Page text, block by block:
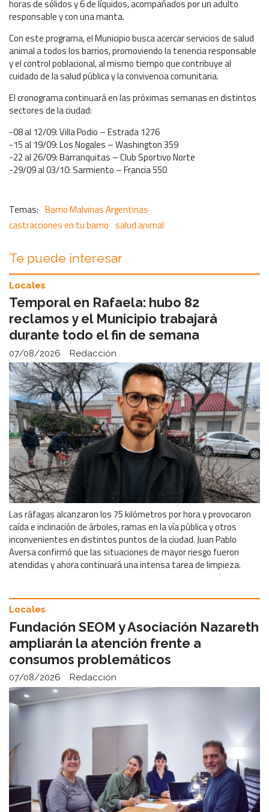
horas de sólidos y 6 de líquidos, acompañados por un adulto
responsable y con una manta.
Con este programa, el Municipio busca acercar servicios de salud
animal a todos los barrios, promoviendo la tenencia responsable
y el control poblacional, al mismo tiempo que contribuye al
cuidado de la salud pública y la convivencia comunitaria.
El cronograma continuará en las próximas semanas en distintos
sectores de la ciudad:
-08 al 12/09: Villa Podio – Estrada 1276
-15 al 19/09: Los Nogales – Washington 359
-22 al 26/09: Barranquitas – Club Sportivo Norte
-29/09 al 03/10: Sarmiento – Francia 550
Barrio Malvinas Argentinas
castracciones en tu barrio salud animal
Te puede interesar
Temporal en Rafaela: hubo 82
reclamos y el Municipio trabajará
durante todo el fin de semana
Redacción
Locales
07/08/2026
Las ráfagas alcanzaron los 75 kilómetros por hora y provocaron
caída e inclinación de árboles, ramas en la vía pública y otros
inconvenientes en distintos puntos de la ciudad. Juan Pablo
Aversa confirmó que las situaciones de mayor riesgo fueron
atendidas y ahora continuará una intensa tarea de limpieza.
Fundación SEOM y Asociación Nazareth
ampliarán la atención frente a
consumos problemáticos
Redacción
Locales
07/08/2026